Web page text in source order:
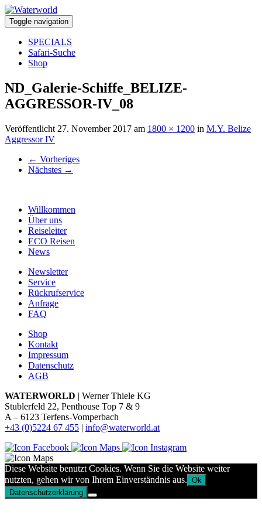
Toggle navigation
SPECIALS
Safari-Suche
Shop
ND_Galerie-Schiffe_BELIZE-
AGGRESSOR-IV_08
Veröffentlicht 27. November 2017 am 1800 × 1200 in M.Y. Belize
Aggressor IV
← Vorheriges
Nächstes →
Willkommen
Über uns
Reiseleiter
ECO Reisen
News
Newsletter
Service
Rückrufservice
Anfrage
FAQ
Shop
Kontakt
Impressum
Datenschutz
AGB
WATERWORLD | Werner Thiele KG
Stublerfeld 22, Penthouse Top 7 & 9
A – 6123 Terfens-Vomperbach
+43 (0)5224 67 455 | info@waterworld.at
Diese Website benutzt Cookies. Wenn Sie die Website weiter
nutzten, gehen wir von Ihrem Einverständnis aus. Ok
Datenschutzerklärung